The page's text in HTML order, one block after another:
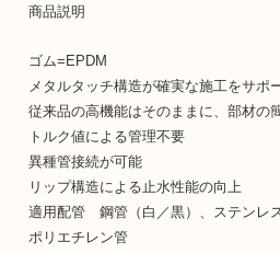
商品説明
ゴム=EPDM
メタルタッチ構造が確実な施工をサポ
従来品の高機能はそのままに、部材の
トルク値による管理不要
異種管接続が可能
リップ構造による止水性能の向上
適用配管 鋼管（白／黒）、ステンレ
ポリエチレン管